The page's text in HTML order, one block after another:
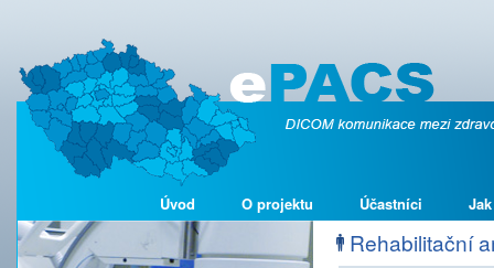
Úvod O projektu Účastníci
Rehabilitační